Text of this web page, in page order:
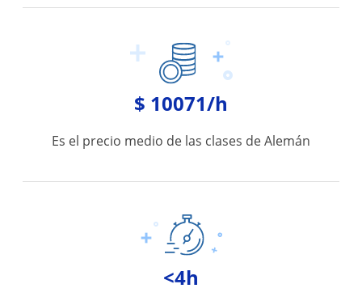
$ 10071/h
Es el precio medio de las clases de Alemán
<4h